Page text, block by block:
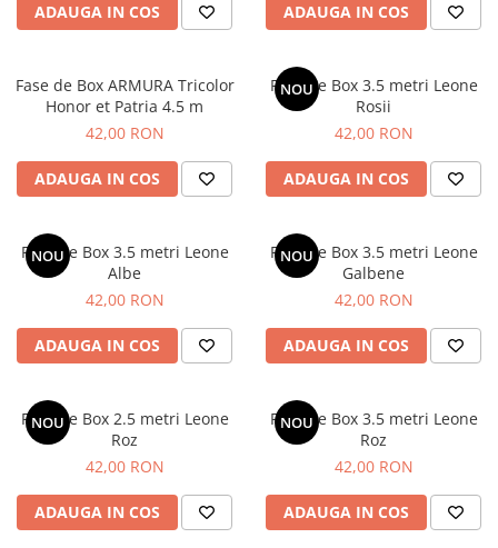
ADAUGA IN COS ADAUGA IN COS
Fase de Box ARMURA Tricolor
Honor et Patria 4.5 m
42,00 RON
ADAUGA IN COS
NOU
Fase de Box 3.5 metri Leone
Rosii
42,00 RON
ADAUGA IN COS
NOU
Fase de Box 3.5 metri Leone
Albe
42,00 RON
ADAUGA IN COS
NOU
Fase de Box 3.5 metri Leone
Galbene
42,00 RON
ADAUGA IN COS
NOU
Fase de Box 2.5 metri Leone
Roz
42,00 RON
ADAUGA IN COS
NOU
Fase de Box 3.5 metri Leone
Roz
42,00 RON
ADAUGA IN COS